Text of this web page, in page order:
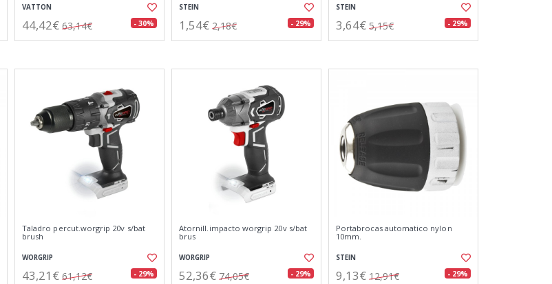
VATTON
44,42€ 63,14€ - 30%
STEIN
1,54€ 2,18€ - 29%
STEIN
3,64€ 5,15€ - 29%
Taladro percut.worgrip 20v s/bat
brush
WORGRIP
43,21€ 61,12€ - 29%
Atornill.impacto worgrip 20v s/bat
brus
WORGRIP
52,36€ 74,05€ - 29%
Portabrocas automatico nylon
10mm.
STEIN
9,13€ 12,91€ - 29%